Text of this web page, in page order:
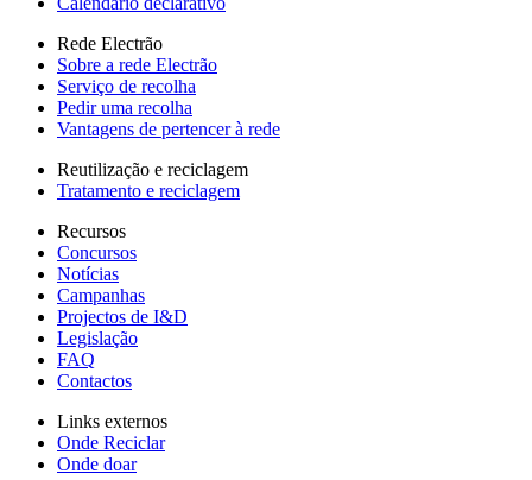
Rede Electrão
Sobre a rede Electrão
Serviço de recolha
Pedir uma recolha
Vantagens de pertencer à rede
Reutilização e reciclagem
Tratamento e reciclagem
Recursos
Concursos
Notícias
Campanhas
Projectos de I&D
Legislação
FAQ
Contactos
Links externos
Onde Reciclar
Onde doar